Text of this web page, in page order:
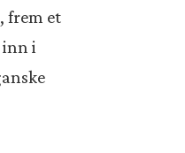
frem et
i